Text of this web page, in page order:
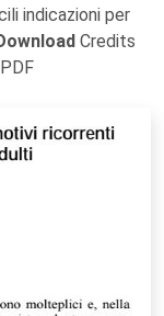
indicazioni per
Credits